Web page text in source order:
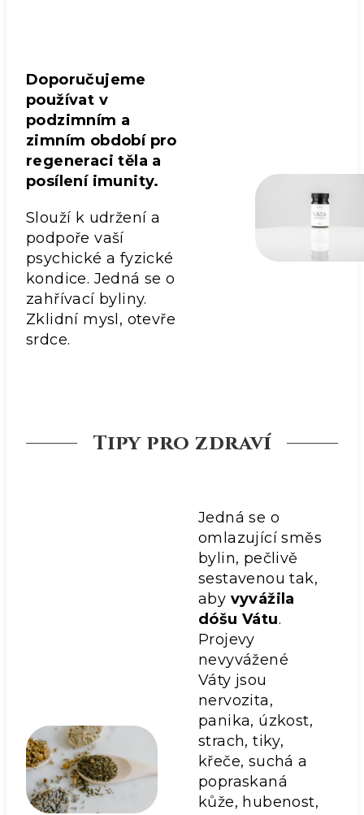
Doporučujeme
používat v
podzimním a
zimním období pro
regeneraci těla a
posílení imunity.
Slouží k udržení a
podpoře vaší
psychické a fyzické
kondice. Jedná se o
zahřívací byliny.
Zklidní mysl, otevře
srdce.
Tipy pro zdraví
Jedná se o
omlazující směs
bylin, pečlivě
sestavenou tak,
aby vyvážila
dóšu Vátu.
Projevy
nevyvážené
Váty jsou
nervozita,
panika, úzkost,
strach, tiky,
křeče, suchá a
popraskaná
kůže, hubenost,